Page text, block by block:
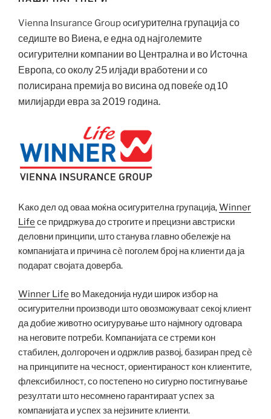
Vienna Insurance Group осигурителна групација со
седиште во Виена, е една од најголемите
осигурителни компании во Централна и во Источна
Европа, со околу 25 илјади вработени и со
полисирана премија во висина од повеќе од 10
милијарди евра за 2019 година.
Kако дел од оваа моќна осигурителна групација,Winner
Life се придржува до строгите и прецизни австриски
деловни принципи, што станува главно обележје на
компанијата и причина сè поголем број на клиенти да ја
подарат својата доверба.
Winner Life во Македонија нуди широк избор на
осигурителни производи што овозможуваат секој клиент
да добие животно осигурување што најмногу одговара
на неговите потреби. Компанијата се стреми кон
стабилен, долгорочен и одржлив развој, базиран пред сè
на принципите на чесност, ориентираност кон клиентите,
флексибилност, со постепено но сигурно постигнување
резултати што несомнено гарантираат успех за
компанијата и успех за нејзините клиенти.